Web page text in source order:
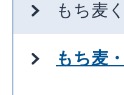
もち麦
もち麦